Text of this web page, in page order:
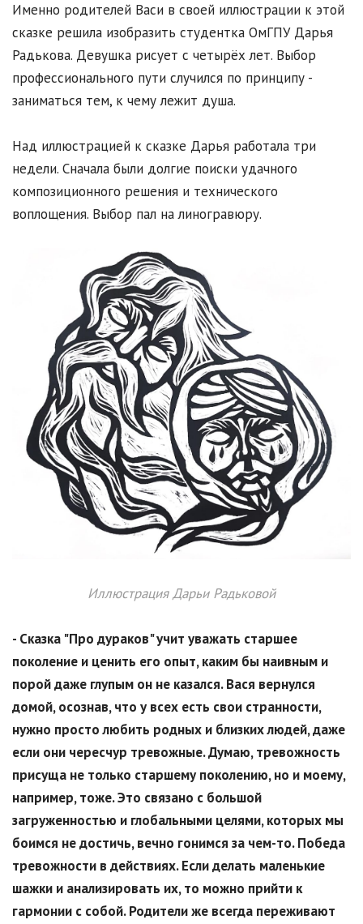
Именно родителей Васи в своей иллюстрации к этой
сказке решила изобразить студентка ОмГПУ Дарья
Радькова. Девушка рисует с четырёх лет. Выбор
профессионального пути случился по принципу -
заниматься тем, к чему лежит душа.
Над иллюстрацией к сказке Дарья работала три
недели. Сначала были долгие поиски удачного
композиционного решения и технического
воплощения. Выбор пал на линогравюру.
Иллюстрация Дарьи Радьковой
- Сказка "Про дураков" учит уважать старшее
поколение и ценить его опыт, каким бы наивным и
порой даже глупым он не казался. Вася вернулся
домой, осознав, что у всех есть свои странности,
нужно просто любить родных и близких людей, даже
если они чересчур тревожные. Думаю, тревожность
присуща не только старшему поколению, но и моему,
например, тоже. Это связано с большой
загруженностью и глобальными целями, которых мы
боимся не достичь, вечно гонимся за чем-то. Победа
тревожности в действиях. Если делать маленькие
шажки и анализировать их, то можно прийти к
гармонии с собой. Родители же всегда переживают